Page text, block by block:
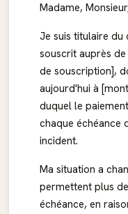
Madame,
Je suis titulaire
souscrit auprès
de souscription],
aujourd'hui à
duquel le
chaque échéance
incident.
Ma situation a
permettent plus
échéance, en